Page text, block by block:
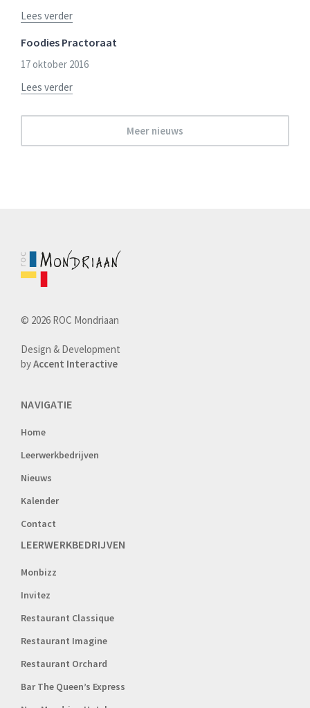
Lees verder
Foodies Practoraat
17 oktober 2016
Lees verder
Meer nieuws
© 2026 ROC Mondriaan
Design & Development
byAccent Interactive
NAVIGATIE
Home
Leerwerkbedrijven
Nieuws
Kalender
Contact
LEERWERKBEDRIJVEN
Monbizz
Invitez
Restaurant Classique
Restaurant Imagine
Restaurant Orchard
Bar The Queen’s Express